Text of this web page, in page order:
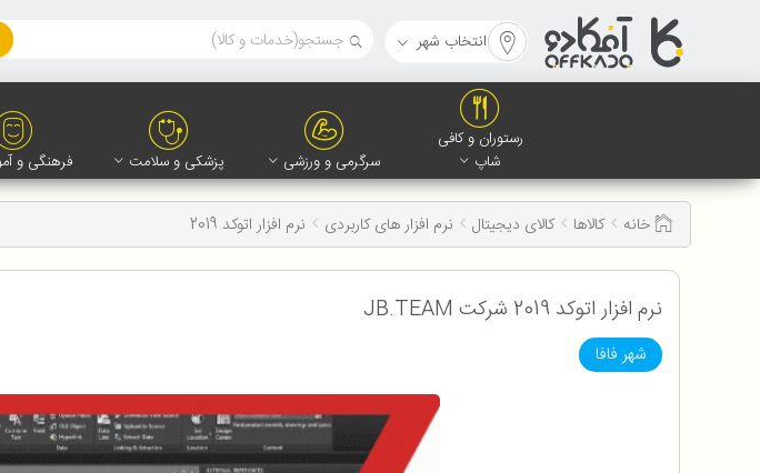
انتخاب شهر
رستوران و کافی
شاپ
سرگرمی و ورزشی پزشکی و سلامت فرهنگی و
خانه کالاها کالای دیجیتال نرم افزار های کاربردی نرم افزار اتوکد 2019
نرم افزار اتوکد 2019 شرکت JB.TEAM
شهر فافا